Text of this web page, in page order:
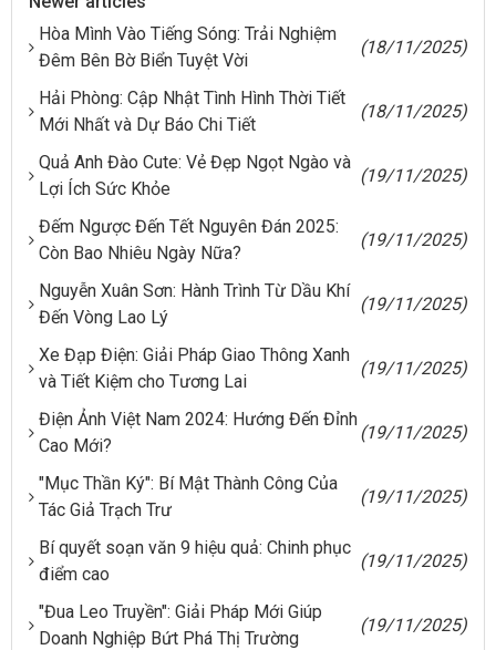
Hòa Mình Vào Tiếng Sóng: Trải Nghiệm
Đêm Bên Bờ Biển Tuyệt Vời
(18/11/2025)
Hải Phòng: Cập Nhật Tình Hình Thời Tiết
Mới Nhất và Dự Báo Chi Tiết
(18/11/2025)
Quả Anh Đào Cute: Vẻ Đẹp Ngọt Ngào và
Lợi Ích Sức Khỏe
(19/11/2025)
Đếm Ngược Đến Tết Nguyên Đán 2025:
Còn Bao Nhiêu Ngày Nữa?
(19/11/2025)
Nguyễn Xuân Sơn: Hành Trình Từ Dầu Khí
Đến Vòng Lao Lý
(19/11/2025)
Xe Đạp Điện: Giải Pháp Giao Thông Xanh
và Tiết Kiệm cho Tương Lai
(19/11/2025)
Điện Ảnh Việt Nam 2024: Hướng Đến Đỉnh
Cao Mới?
(19/11/2025)
"Mục Thần Ký": Bí Mật Thành Công Của
Tác Giả Trạch Trư
(19/11/2025)
Bí quyết soạn văn 9 hiệu quả: Chinh phục
điểm cao
(19/11/2025)
"Đua Leo Truyền": Giải Pháp Mới Giúp
Doanh Nghiệp Bứt Phá Thị Trường
(19/11/2025)